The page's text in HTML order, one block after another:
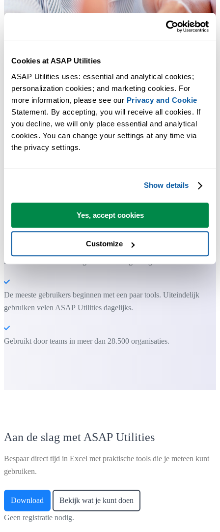
Cookies at ASAP Utilities
ASAP Utilities uses: essential and analytical cookies;
personalization cookies; and marketing cookies. For
more information, please see our Privacy and Cookie
Statement. By accepting, you will receive all cookies. If
you decline, we will only place essential and analytical
cookies. You can change your settings at any time via
the privacy settings.
Show details
Yes, accept cookies
Customize
Bespaar tijd in Excel. Snel en eenvoudig.
ASAP Utilities helpt je tijd besparen en dingen doen die Excel alleen
niet kan.
Je kunt meteen aan de slag. Geen training nodig.
De meeste gebruikers beginnen met een paar tools. Uiteindelijk
gebruiken velen ASAP Utilities dagelijks.
Gebruikt door teams in meer dan 28.500 organisaties.
Aan de slag met ASAP Utilities
Bespaar direct tijd in Excel met praktische tools die je meteen kunt
gebruiken.
Download Bekijk wat je kunt doen
Geen registratie nodig.